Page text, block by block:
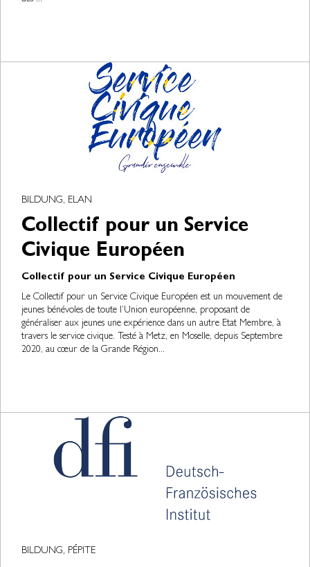
BILDUNG, ELAN
Collectif pour un Service
Civique Européen
Collectif pour un Service Civique Européen
Le Collectif pour un Service Civique Européen est un mouvement de
jeunes bénévoles de toute l’Union européenne, proposant de
généraliser aux jeunes une expérience dans un autre Etat Membre, à
travers le service civique. Testé à Metz, en Moselle, depuis Septembre
2020, au cœur de la Grande Région...
BILDUNG, PÉPITE